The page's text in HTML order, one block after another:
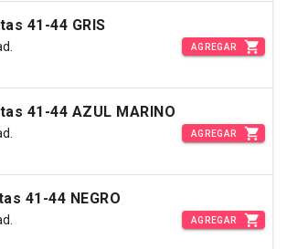
41-44 GRIS
AGREGAR
41-44 AZUL MARINO
AGREGAR
41-44 NEGRO
AGREGAR